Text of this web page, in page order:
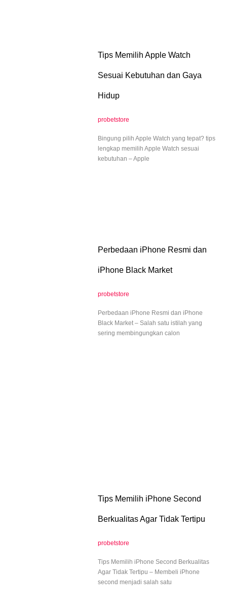
Tips Memilih Apple Watch
Sesuai Kebutuhan dan Gaya
Hidup
probetstore
Bingung pilih Apple Watch yang tepat? tips
lengkap memilih Apple Watch sesuai
kebutuhan – Apple
Perbedaan iPhone Resmi dan
iPhone Black Market
probetstore
Perbedaan iPhone Resmi dan iPhone
Black Market – Salah satu istilah yang
sering membingungkan calon
Tips Memilih iPhone Second
Berkualitas Agar Tidak Tertipu
probetstore
Tips Memilih iPhone Second Berkualitas
Agar Tidak Tertipu – Membeli iPhone
second menjadi salah satu